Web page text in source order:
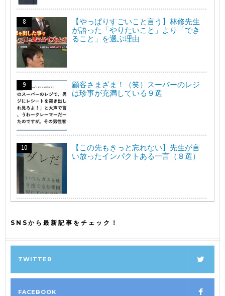
【やっぱりすごいこと言う】林修先生
が語った「やりたいこと」より「でき
ること」を選ぶ理由
顧客さまざま！（笑）スーパーのレジ
は珍事が充満している９選
【この先もきっと忘れない】先生が言
い放ったインパクトある一言（８選）
SNSから最新記事をチェック！
TWITTER
FACEBOOK